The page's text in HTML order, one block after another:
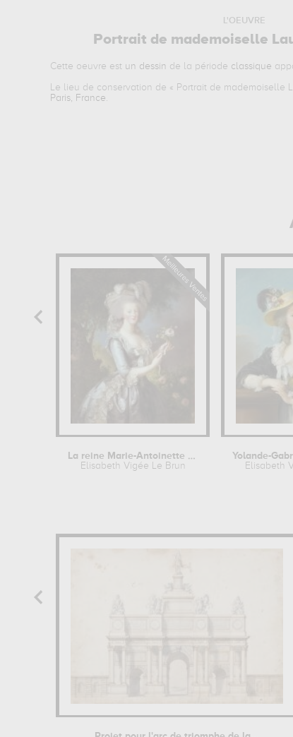
L'OEUVRE
Portrait de mademoiselle
Cette oeuvre est un dessin de la période classique
Le lieu de conservation de « Portrait de mademoiselle
Paris, France.
La reine Marie-Antoinette dit "à la...
Elisabeth Vigée Le Brun
Elisabeth